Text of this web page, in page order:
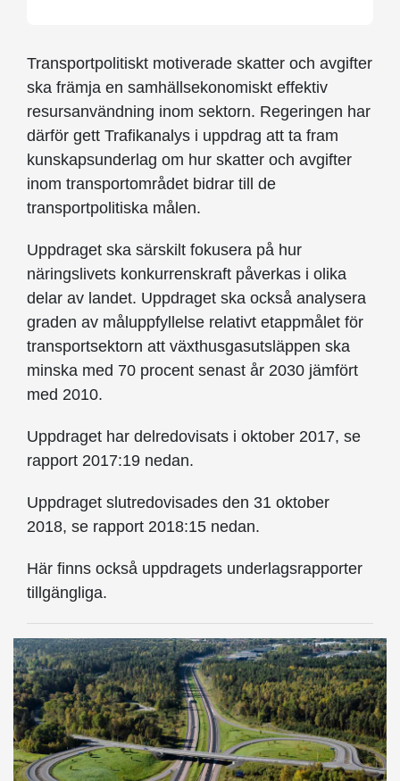
Transportpolitiskt motiverade skatter och avgifter
ska främja en samhällsekonomiskt effektiv
resursanvändning inom sektorn. Regeringen har
därför gett Trafikanalys i uppdrag att ta fram
kunskapsunderlag om hur skatter och avgifter
inom transportområdet bidrar till de
transportpolitiska målen.
Uppdraget ska särskilt fokusera på hur
näringslivets konkurrenskraft påverkas i olika
delar av landet. Uppdraget ska också analysera
graden av måluppfyllelse relativt etappmålet för
transportsektorn att växthusgasutsläppen ska
minska med 70 procent senast år 2030 jämfört
med 2010.
Uppdraget har delredovisats i oktober 2017, se
rapport 2017:19 nedan.
Uppdraget slutredovisades den 31 oktober
2018, se rapport 2018:15 nedan.
Här finns också uppdragets underlagsrapporter
tillgängliga.